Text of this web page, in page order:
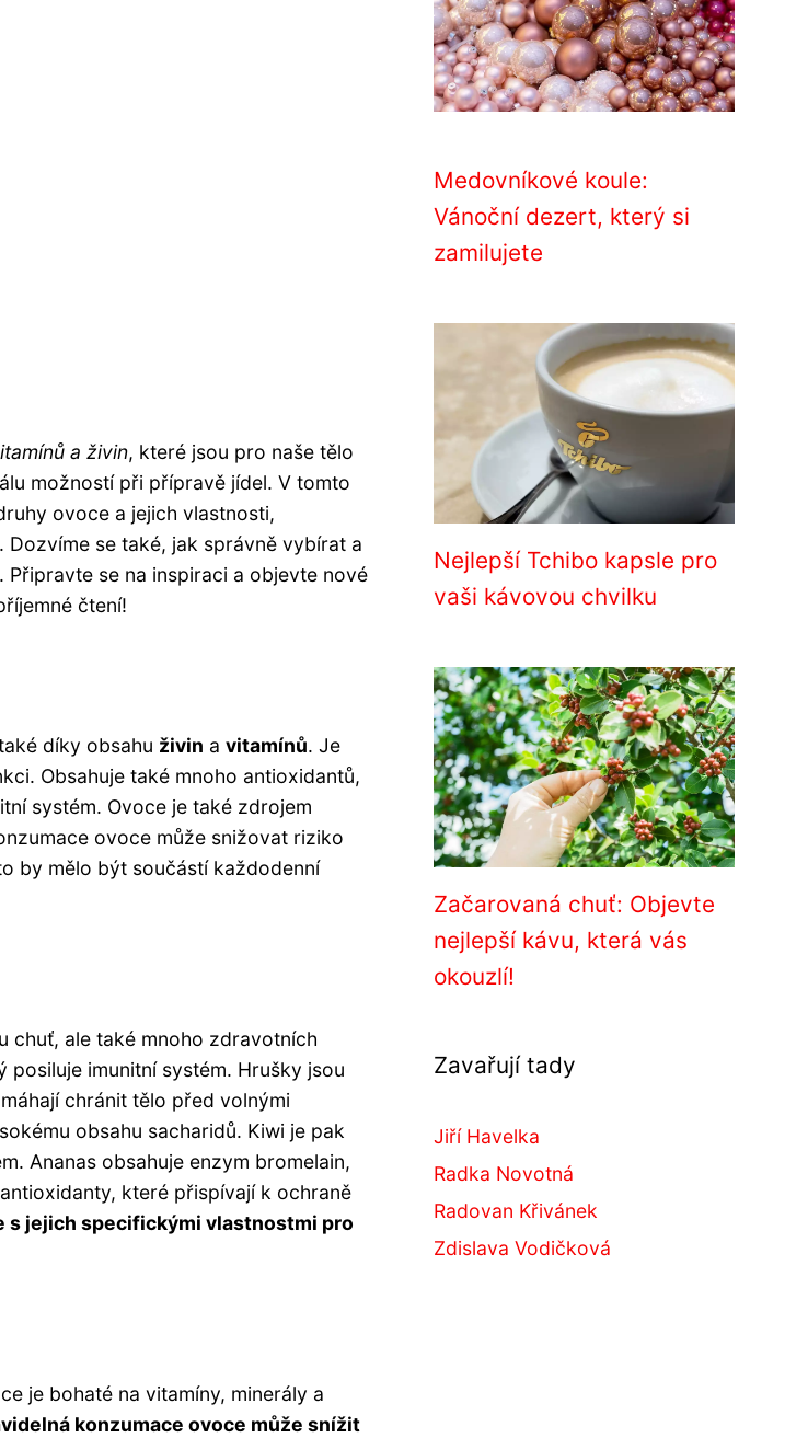
a živin, které jsou pro naše tělo
možností při přípravě jídel. V tomto
ovoce a jejich vlastnosti,
Dozvíme se také, jak správně vybírat a
se na inspiraci a objevte nové
čtení!
díky obsahu živin a vitamínů. Je
Obsahuje také mnoho antioxidantů,
systém. Ovoce je také zdrojem
ovoce může snižovat riziko
by mělo být součástí každodenní
chuť, ale také mnoho zdravotních
imunitní systém. Hrušky jsou
chránit tělo před volnými
obsahu sacharidů. Kiwi je pak
Ananas obsahuje enzym bromelain,
které přispívají k ochraně
s jejich specifickými vlastnostmi pro
je bohaté na vitamíny, minerály a
konzumace ovoce může snížit
Medovníkové koule:
Vánoční dezert, který si
zamilujete
Nejlepší Tchibo kapsle pro
vaši kávovou chvilku
Začarovaná chuť: Objevte
nejlepší kávu, která vás
okouzlí!
Zavařují tady
Jiří Havelka
Radka Novotná
Radovan Křivánek
Zdislava Vodičková